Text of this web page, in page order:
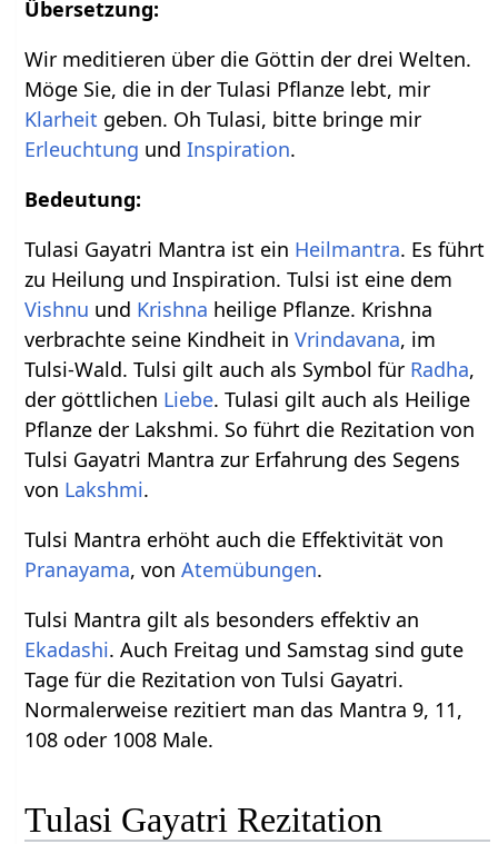
Übersetzung:
Wir meditieren über die Göttin der drei Welten.
Möge Sie, die in der Tulasi Pflanze lebt, mir
Klarheit geben. Oh Tulasi, bitte bringe mir
Erleuchtung undInspiration.
Bedeutung:
Tulasi Gayatri Mantra ist ein Heilmantra. Es führt
zu Heilung und Inspiration. Tulsi ist eine dem
Vishnu und Krishna heilige Pflanze. Krishna
verbrachte seine Kindheit inVrindavana, im
Tulsi-Wald. Tulsi gilt auch als Symbol für Radha,
der göttlichen Liebe. Tulasi gilt auch als Heilige
Pflanze der Lakshmi. So führt die Rezitation von
Tulsi Gayatri Mantra zur Erfahrung des Segens
von Lakshmi.
Tulsi Mantra erhöht auch die Effektivität von
Pranayama, vonAtemübungen.
Tulsi Mantra gilt als besonders effektiv an
Ekadashi. Auch Freitag und Samstag sind gute
Tage für die Rezitation von Tulsi Gayatri.
Normalerweise rezitiert man das Mantra 9, 11,
108 oder 1008 Male.
Tulasi Gayatri Rezitation